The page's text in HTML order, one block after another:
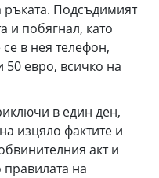
ръката. Подсъдимият
и побягнал, като
в нея телефон,
50 евро, всичко на
в един ден,
изцяло фактите и
акт и
на